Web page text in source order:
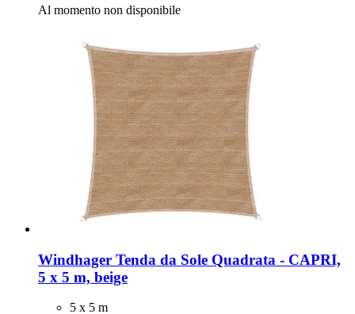
Al momento non disponibile
Windhager Tenda da Sole Quadrata -​ CAPRI,
5 x 5 m, beige
5 x 5 m